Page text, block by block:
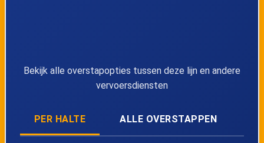
Bekijk alle overstapopties tussen deze lijn en andere
vervoersdiensten
PER HALTE ALLE OVERSTAPPEN